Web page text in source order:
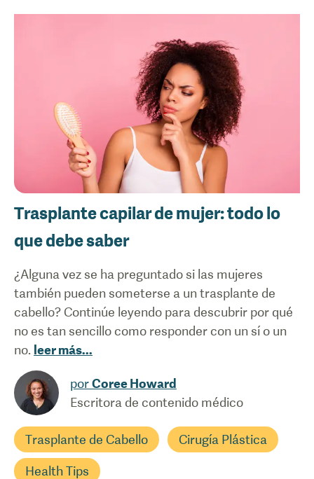
Trasplante capilar de mujer: todo lo
que debe saber
¿Alguna vez se ha preguntado si las mujeres
también pueden someterse a un trasplante de
cabello? Continúe leyendo para descubrir por qué
no es tan sencillo como responder con un sí o un
no. leer más...
porCoree Howard
Escritora de contenido médico
Trasplante de Cabello Cirugía Plástica
Health Tips